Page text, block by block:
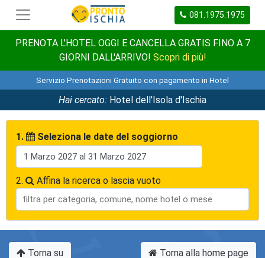
081.1975.1975
PRENOTA L'HOTEL OGGI E CANCELLA GRATIS FINO A 7
GIORNI DALL'ARRIVO! Scopri di più!
Servizio Prenotazioni Gratuito con pagamento in Hotel
Hai cercato: Hotel dell'Isola d'Ischia
1. Seleziona le date del soggiorno
2. Affina la ricerca o lascia vuoto
Torna su Torna alla home page